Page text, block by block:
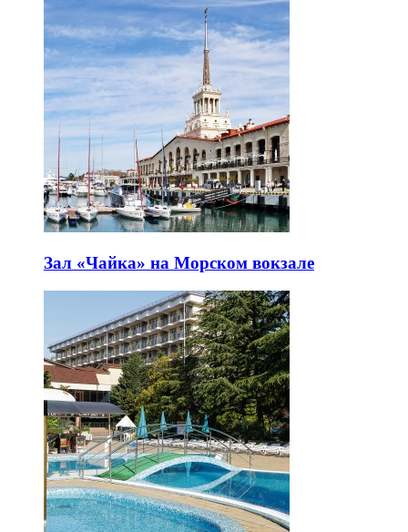
Зал «Чайка» на Морском вокзале